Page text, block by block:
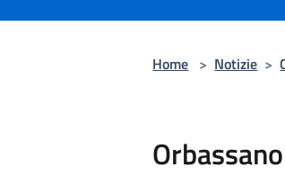
Home > Notizie >